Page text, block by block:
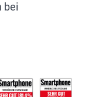
bei